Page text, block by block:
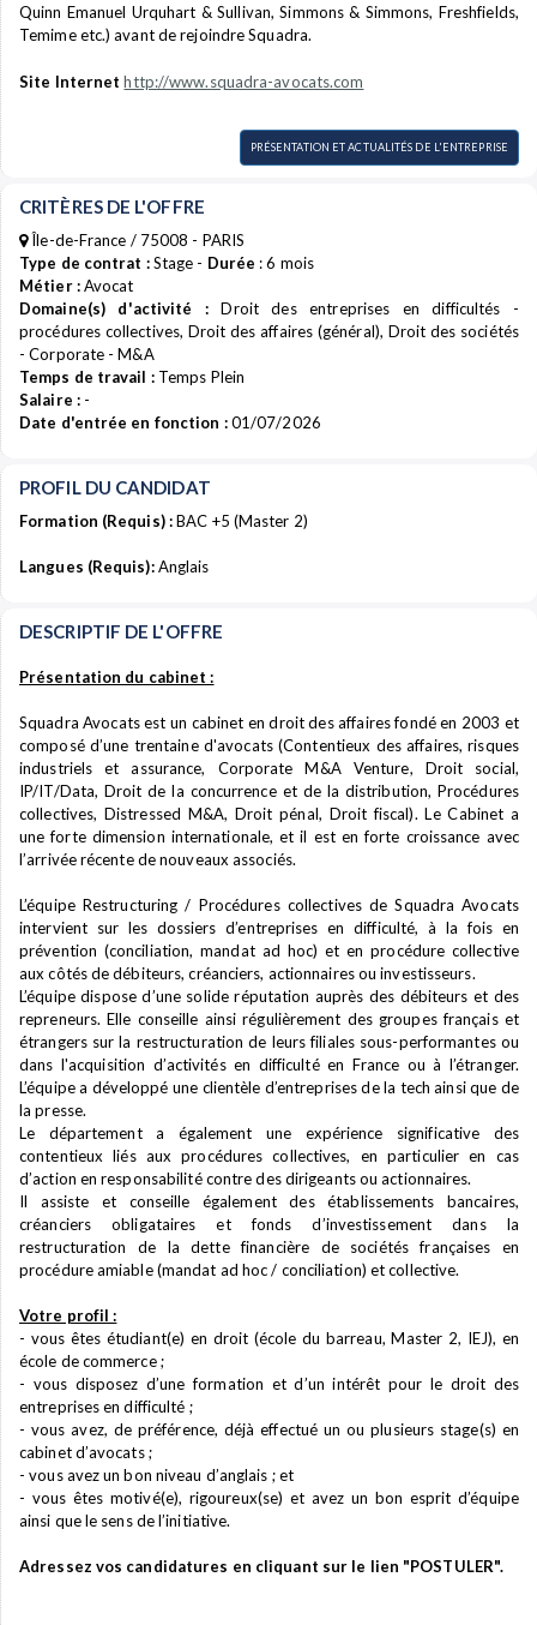
Quinn Emanuel Urquhart & Sullivan, Simmons & Simmons, Freshfields,
Temime etc.) avant de rejoindre Squadra.
Site Internet http://www.squadra-avocats.com
PRÉSENTATION ET ACTUALITÉS DE L'ENTREPRISE
CRITÈRES DE L'OFFRE
Île-de-France / 75008 - PARIS
Type de contrat :Stage - Durée : 6 mois
Métier :Avocat
Domaine(s) d'activité : Droit des entreprises en difficultés -
procédures collectives, Droit des affaires (général), Droit des sociétés
- Corporate - M&A
Temps de travail :Temps Plein
Salaire :-
Date d'entrée en fonction :01/07/2026
PROFIL DU CANDIDAT
Formation (Requis) :BAC +5 (Master 2)
Langues (Requis):Anglais
DESCRIPTIF DE L'OFFRE
Présentation du cabinet :
Squadra Avocats est un cabinet en droit des affaires fondé en 2003 et
composé d’une trentaine d'avocats (Contentieux des affaires, risques
industriels et assurance, Corporate M&A Venture, Droit social,
IP/IT/Data, Droit de la concurrence et de la distribution, Procédures
collectives, Distressed M&A, Droit pénal, Droit fiscal). Le Cabinet a
une forte dimension internationale, et il est en forte croissance avec
l’arrivée récente de nouveaux associés.
L’équipe Restructuring / Procédures collectives de Squadra Avocats
intervient sur les dossiers d’entreprises en difficulté, à la fois en
prévention (conciliation, mandat ad hoc) et en procédure collective
aux côtés de débiteurs, créanciers, actionnaires ou investisseurs.
L’équipe dispose d’une solide réputation auprès des débiteurs et des
repreneurs. Elle conseille ainsi régulièrement des groupes français et
étrangers sur la restructuration de leurs filiales sous-performantes ou
dans l'acquisition d’activités en difficulté en France ou à l’étranger.
L’équipe a développé une clientèle d’entreprises de la tech ainsi que de
la presse.
Le département a également une expérience significative des
contentieux liés aux procédures collectives, en particulier en cas
d’action en responsabilité contre des dirigeants ou actionnaires.
Il assiste et conseille également des établissements bancaires,
créanciers obligataires et fonds d’investissement dans la
restructuration de la dette financière de sociétés françaises en
procédure amiable (mandat ad hoc / conciliation) et collective.
Votre profil :
- vous êtes étudiant(e) en droit (école du barreau, Master 2, IEJ), en
école de commerce ;
- vous disposez d’une formation et d’un intérêt pour le droit des
entreprises en difficulté ;
- vous avez, de préférence, déjà effectué un ou plusieurs stage(s) en
cabinet d’avocats ;
- vous avez un bon niveau d’anglais ; et
- vous êtes motivé(e), rigoureux(se) et avez un bon esprit d’équipe
ainsi que le sens de l’initiative.
Adressez vos candidatures en cliquant sur le lien "POSTULER".